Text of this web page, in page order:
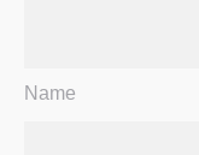
Name